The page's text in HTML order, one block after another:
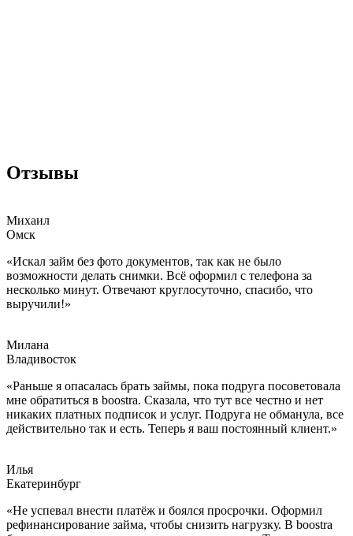
Отзывы
Михаил
Омск
«Искал займ без фото документов, так как не было
возможности делать снимки. Всё оформил с телефона за
несколько минут. Отвечают круглосуточно, спасибо, что
выручили!»
Милана
Владивосток
«Раньше я опасалась брать займы, пока подруга посоветовала
мне обратиться в boostra. Сказала, что тут все честно и нет
никаких платных подписок и услуг. Подруга не обманула, все
действительно так и есть. Теперь я ваш постоянный клиент.»
Илья
Екатеринбург
«Не успевал внести платёж и боялся просрочки. Оформил
рефинансирование займа, чтобы снизить нагрузку. В boostra